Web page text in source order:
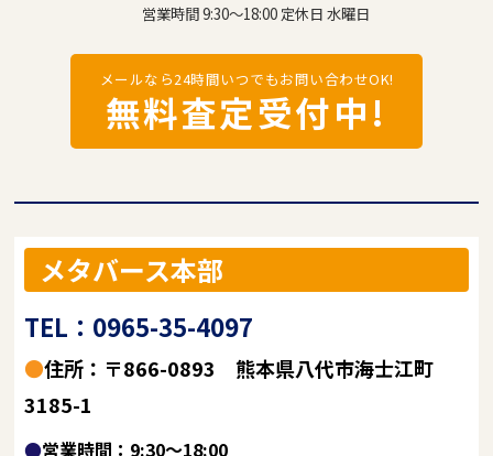
営業時間 9:30～18:00 定休日 水曜日
メールなら24時間いつでもお問い合わせOK!
無料査定受付中!
メタバース本部
TEL：0965-35-4097
●住所：〒866-0893 熊本県八代市海士江町
3185-1
●営業時間：9:30～18:00